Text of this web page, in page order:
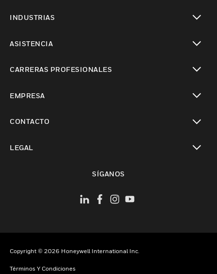
INDUSTRIAS
ASISTENCIA
CARRERAS PROFESIONALES
EMPRESA
CONTACTO
LEGAL
SÍGANOS
Copyright © 2026 Honeywell International Inc.
Términos Y Condiciones